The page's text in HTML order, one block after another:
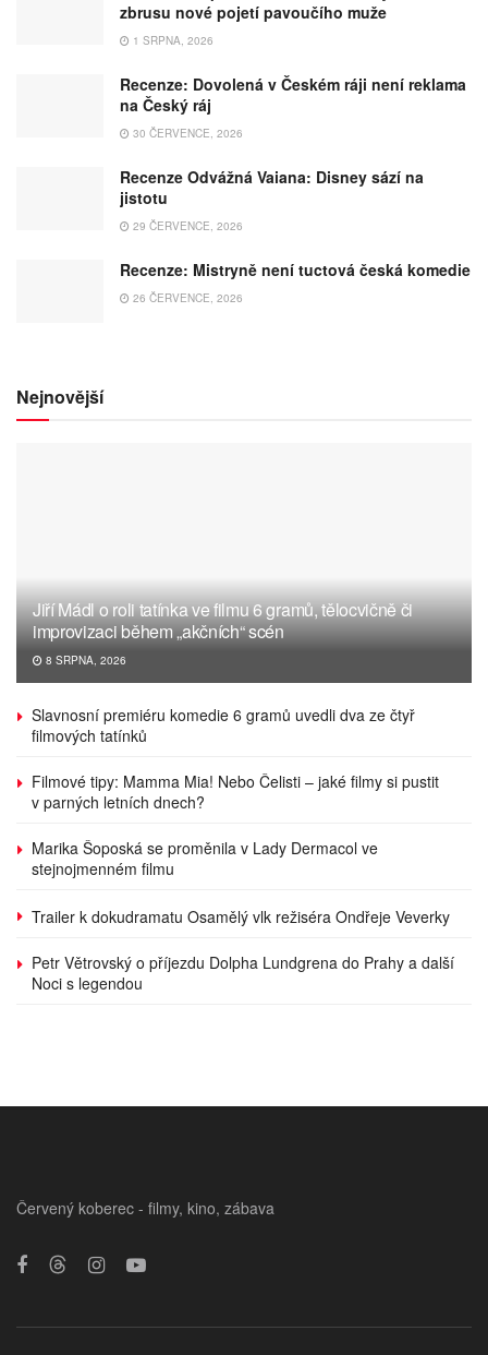
zbrusu nové pojetí pavoučího muže
1 SRPNA, 2026
Recenze: Dovolená v Českém ráji není reklama
na Český ráj
30 ČERVENCE, 2026
Recenze Odvážná Vaiana: Disney sází na
jistotu
29 ČERVENCE, 2026
Recenze: Mistryně není tuctová česká komedie
26 ČERVENCE, 2026
Nejnovější
Jiří Mádl o roli tatínka ve filmu 6 gramů, tělocvičně či
improvizaci během „akčních“ scén
8 SRPNA, 2026
Slavnosní premiéru komedie 6 gramů uvedli dva ze čtyř
filmových tatínků
Filmové tipy: Mamma Mia! Nebo Čelisti – jaké filmy si pustit
v parných letních dnech?
Marika Šoposká se proměnila v Lady Dermacol ve
stejnojmenném filmu
Trailer k dokudramatu Osamělý vlk režiséra Ondřeje Veverky
Petr Větrovský o příjezdu Dolpha Lundgrena do Prahy a další
Noci s legendou
Červený koberec - filmy, kino, zábava